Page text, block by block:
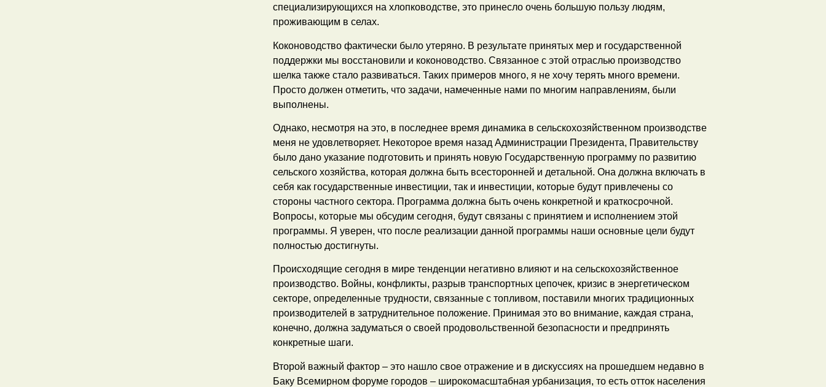
специализирующихся на хлопководстве, это принесло очень большую пользу людям,
проживающим в селах.
Коконоводство фактически было утеряно. В результате принятых мер и государственной
поддержки мы восстановили и коконоводство. Связанное с этой отраслью производство
шелка также стало развиваться. Таких примеров много, я не хочу терять много времени.
Просто должен отметить, что задачи, намеченные нами по многим направлениям, были
выполнены.
Однако, несмотря на это, в последнее время динамика в сельскохозяйственном производстве
меня не удовлетворяет. Некоторое время назад Администрации Президента, Правительству
было дано указание подготовить и принять новую Государственную программу по развитию
сельского хозяйства, которая должна быть всесторонней и детальной. Она должна включать в
себя как государственные инвестиции, так и инвестиции, которые будут привлечены со
стороны частного сектора. Программа должна быть очень конкретной и краткосрочной.
Вопросы, которые мы обсудим сегодня, будут связаны с принятием и исполнением этой
программы. Я уверен, что после реализации данной программы наши основные цели будут
полностью достигнуты.
Происходящие сегодня в мире тенденции негативно влияют и на сельскохозяйственное
производство. Войны, конфликты, разрыв транспортных цепочек, кризис в энергетическом
секторе, определенные трудности, связанные с топливом, поставили многих традиционных
производителей в затруднительное положение. Принимая это во внимание, каждая страна,
конечно, должна задуматься о своей продовольственной безопасности и предпринять
конкретные шаги.
Второй важный фактор – это нашло свое отражение и в дискуссиях на прошедшем недавно в
Баку Всемирном форуме городов – широкомасштабная урбанизация, то есть отток населения